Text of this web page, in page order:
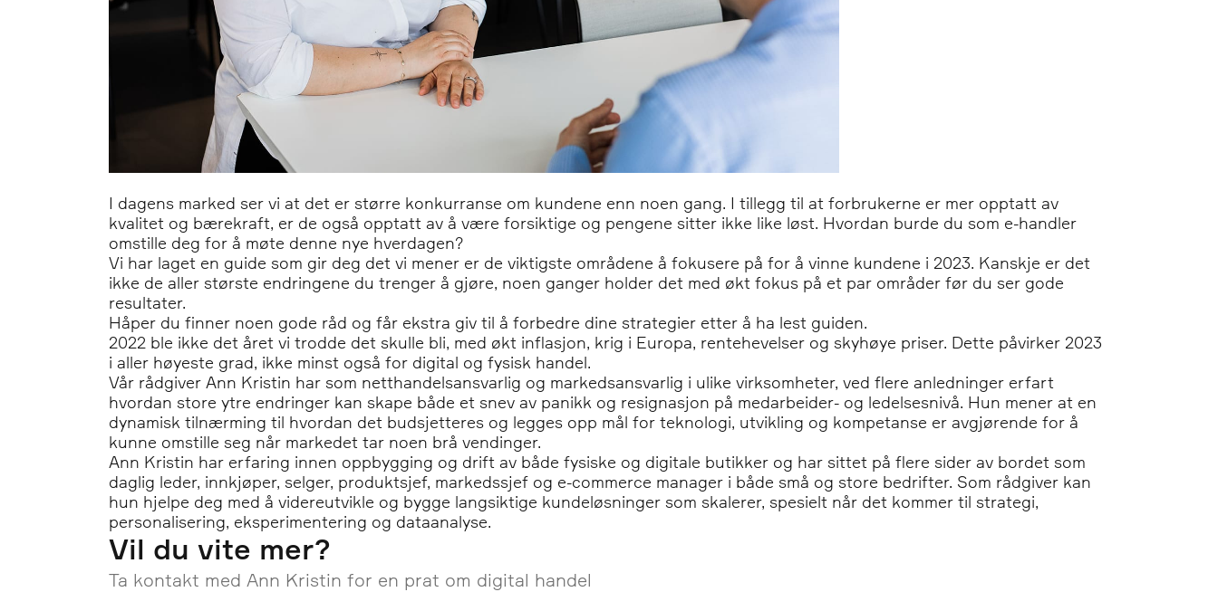
I dagens marked ser vi at det er større konkurranse om kundene enn noen gang. I tillegg til at forbrukerne er mer opptatt av
kvalitet og bærekraft, er de også opptatt av å være forsiktige og pengene sitter ikke like løst. Hvordan burde du som e-handler
omstille deg for å møte denne nye hverdagen?
Vi har laget en guide som gir deg det vi mener er de viktigste områdene å fokusere på for å vinne kundene i 2023. Kanskje er det
ikke de aller største endringene du trenger å gjøre, noen ganger holder det med økt fokus på et par områder før du ser gode
resultater.
Håper du finner noen gode råd og får ekstra giv til å forbedre dine strategier etter å ha lest guiden.
2022 ble ikke det året vi trodde det skulle bli, med økt inflasjon, krig i Europa, rentehevelser og skyhøye priser. Dette påvirker 2023
i aller høyeste grad, ikke minst også for digital og fysisk handel.
Vår rådgiver Ann Kristin har som netthandelsansvarlig og markedsansvarlig i ulike virksomheter, ved flere anledninger erfart
hvordan store ytre endringer kan skape både et snev av panikk og resignasjon på medarbeider- og ledelsesnivå. Hun mener at en
dynamisk tilnærming til hvordan det budsjetteres og legges opp mål for teknologi, utvikling og kompetanse er avgjørende for å
kunne omstille seg når markedet tar noen brå vendinger.
Ann Kristin har erfaring innen oppbygging og drift av både fysiske og digitale butikker og har sittet på flere sider av bordet som
daglig leder, innkjøper, selger, produktsjef, markedssjef og e-commerce manager i både små og store bedrifter. Som rådgiver kan
hun hjelpe deg med å videreutvikle og bygge langsiktige kundeløsninger som skalerer, spesielt når det kommer til strategi,
personalisering, eksperimentering og dataanalyse.
Vil du vite mer?
Ta kontakt med Ann Kristin for en prat om digital handel